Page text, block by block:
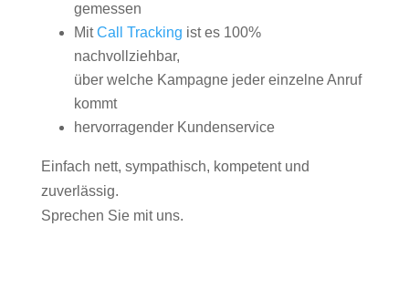
gemessen
MitCall Tracking ist es 100%
nachvollziehbar,
über welche Kampagne jeder einzelne Anruf
kommt
hervorragender Kundenservice
Einfach nett, sympathisch, kompetent und
zuverlässig.
Sprechen Sie mit uns.